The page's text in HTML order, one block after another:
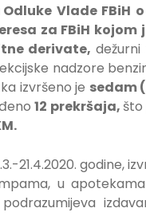
Odluke Vlade
za FBiH
derivate,
nadzore
izvršeno je sedam
12 prekršaja,
21.4.2020. godine,
u